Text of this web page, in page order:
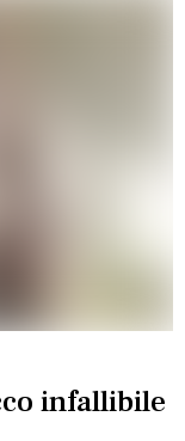
infallibile